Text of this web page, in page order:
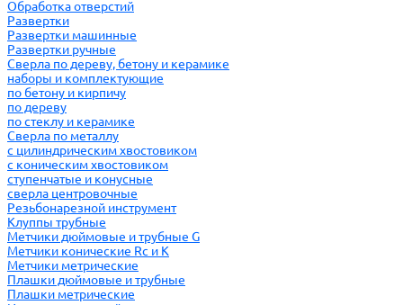
Обработка отверстий
Развертки
Развертки машинные
Развертки ручные
Сверла по дереву, бетону и керамике
наборы и комплектующие
по бетону и кирпичу
по дереву
по стеклу и керамике
Сверла по металлу
c цилиндрическим хвостовиком
c коническим хвостовиком
cтупенчатые и конусные
сверла центровочные
Резьбонарезной инструмент
Клуппы трубные
Метчики дюймовые и трубные G
Метчики конические Rc и К
Метчики метрические
Плашки дюймовые и трубные
Плашки метрические